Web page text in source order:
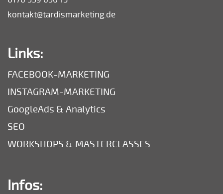
kontakt@tardismarketing.de
Links:
FACEBOOK-MARKETING
INSTAGRAM-MARKETING
GoogleAds & Analytics
SEO
WORKSHOPS & MASTERCLASSES
Infos: